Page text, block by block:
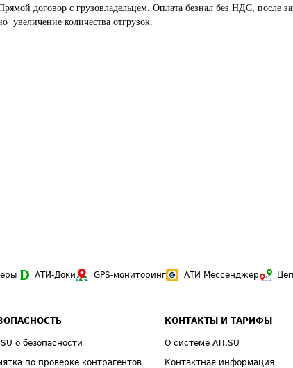
договор с грузовладельцем. Оплата безнал без НДС, после
количества отгрузок.
АТИ-Доки GPS-мониторинг АТИ Мессенджер
о безопасности
по проверке контрагентов
КОНТАКТЫ И ТАРИФЫ
О системе ATI.SU
Контактная информация